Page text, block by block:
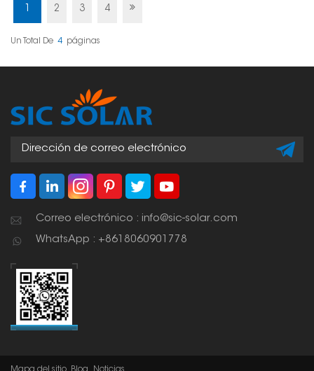
2 3 4
Un Total De 4 Páginas
Correo electrónico : info@sic-solar.com
WhatsApp : +8618060901778
Mapa del sitio Blog Noticias